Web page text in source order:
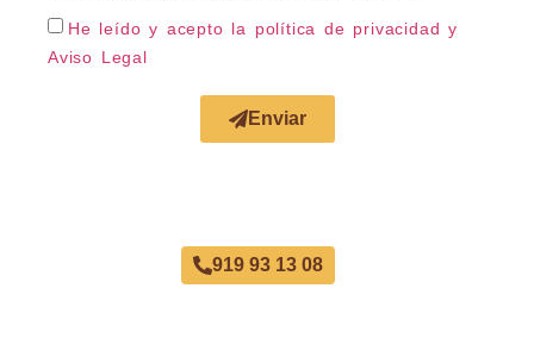
He leído y acepto la política de privacidad y
Aviso Legal
Enviar
919 93 13 08